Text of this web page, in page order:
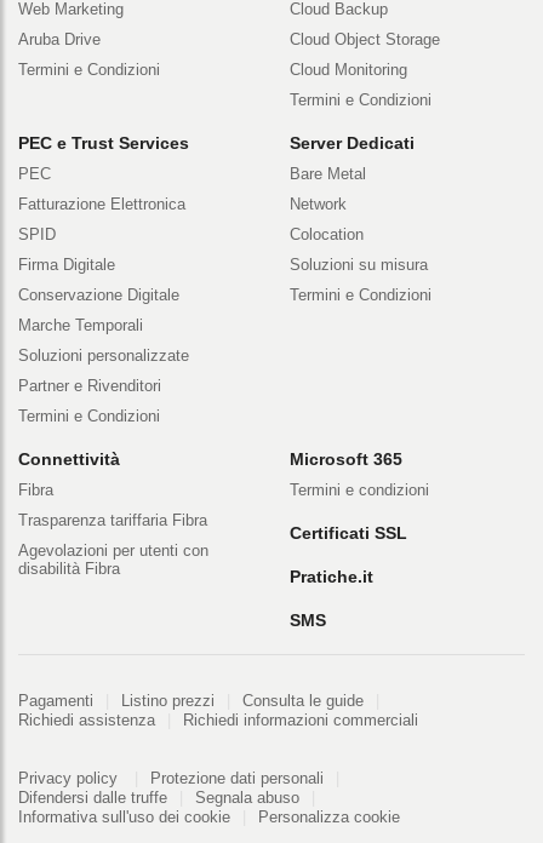
Web Marketing
Aruba Drive
Termini e Condizioni
Cloud Backup
Cloud Object Storage
Cloud Monitoring
Termini e Condizioni
PEC e Trust Services
PEC
Fatturazione Elettronica
SPID
Firma Digitale
Conservazione Digitale
Marche Temporali
Soluzioni personalizzate
Partner e Rivenditori
Termini e Condizioni
Server Dedicati
Bare Metal
Network
Colocation
Soluzioni su misura
Termini e Condizioni
Connettività
Fibra
Trasparenza tariffaria Fibra
Agevolazioni per utenti con
disabilità Fibra
Microsoft 365
Termini e condizioni
Certificati SSL
Pratiche.it
SMS
Pagamenti
Pagamenti Listino prezzi
Consulta le guide
Richiedi assistenza
Richiedi informazioni commerciali
Informazioni
Privacy policy PDF 328 kB
Protezione dati personali
Difendersi dalle truffe
Segnala abuso
Informativa sull'uso dei cookie
Personalizza cookie